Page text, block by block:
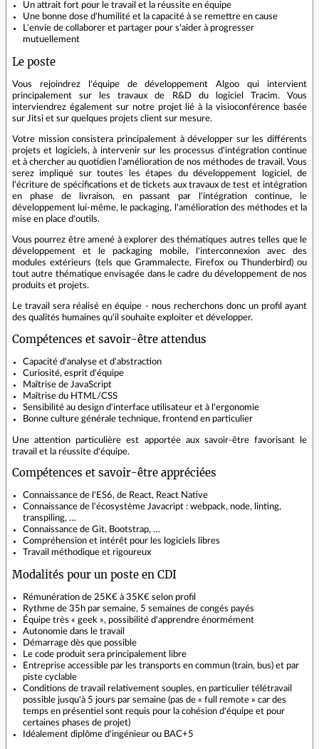
Un attrait fort pour le travail et la réussite en équipe
Une bonne dose d'humilité et la capacité à se remettre en cause
L'envie de collaborer et partager pour s'aider à progresser
mutuellement
Le poste
Vous rejoindrez l'équipe de développement Algoo qui intervient
principalement sur les travaux de R&D du logiciel Tracim. Vous
interviendrez également sur notre projet lié à la visioconférence basée
sur Jitsi et sur quelques projets client sur mesure.
Votre mission consistera principalement à développer sur les différents
projets et logiciels, à intervenir sur les processus d'intégration continue
et à chercher au quotidien l'amélioration de nos méthodes de travail. Vous
serez impliqué sur toutes les étapes du développement logiciel, de
l'écriture de spécifications et de tickets aux travaux de test et intégration
en phase de livraison, en passant par l'intégration continue, le
développement lui-même, le packaging, l'amélioration des méthodes et la
mise en place d'outils.
Vous pourrez être amené à explorer des thématiques autres telles que le
développement et le packaging mobile, l'interconnexion avec des
modules extérieurs (tels que Grammalecte, Firefox ou Thunderbird) ou
tout autre thématique envisagée dans le cadre du développement de nos
produits et projets.
Le travail sera réalisé en équipe - nous recherchons donc un profil ayant
des qualités humaines qu'il souhaite exploiter et développer.
Compétences et savoir-être attendus
Capacité d'analyse et d'abstraction
Curiosité, esprit d'équipe
Maîtrise de JavaScript
Maîtrise du HTML/CSS
Sensibilité au design d'interface utilisateur et à l'ergonomie
Bonne culture générale technique, frontend en particulier
Une attention particulière est apportée aux savoir-être favorisant le
travail et la réussite d'équipe.
Compétences et savoir-être appréciées
Connaissance de l'ES6, de React, React Native
Connaissance de l'écosystème Javacript : webpack, node, linting,
transpiling, …
Connaissance de Git, Bootstrap, …
Compréhension et intérêt pour les logiciels libres
Travail méthodique et rigoureux
Modalités pour un poste en CDI
Rémunération de 25K€ à 35K€ selon profil
Rythme de 35h par semaine, 5 semaines de congés payés
Équipe très « geek », possibilité d'apprendre énormément
Autonomie dans le travail
Démarrage dès que possible
Le code produit sera principalement libre
Entreprise accessible par les transports en commun (train, bus) et par
piste cyclable
Conditions de travail relativement souples, en particulier télétravail
possible jusqu'à 5 jours par semaine (pas de « full remote » car des
temps en présentiel sont requis pour la cohésion d'équipe et pour
certaines phases de projet)
Idéalement diplôme d'ingénieur ou BAC+5